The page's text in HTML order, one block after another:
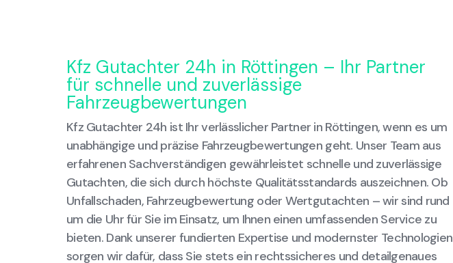
Kfz Gutachter 24h in Röttingen – Ihr Partner
für schnelle und zuverlässige
Fahrzeugbewertungen
Kfz Gutachter 24h ist Ihr verlässlicher Partner in Röttingen, wenn es um
unabhängige und präzise Fahrzeugbewertungen geht. Unser Team aus
erfahrenen Sachverständigen gewährleistet schnelle und zuverlässige
Gutachten, die sich durch höchste Qualitätsstandards auszeichnen. Ob
Unfallschaden, Fahrzeugbewertung oder Wertgutachten – wir sind rund
um die Uhr für Sie im Einsatz, um Ihnen einen umfassenden Service zu
bieten. Dank unserer fundierten Expertise und modernster Technologien
sorgen wir dafür, dass Sie stets ein rechtssicheres und detailgenaues